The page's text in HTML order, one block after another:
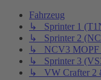
Fahrzeug
↳ Sprinter 1
↳ Sprinter 2
↳ NCV3 MOPF
↳ Sprinter 3
↳ VW Crafter 2